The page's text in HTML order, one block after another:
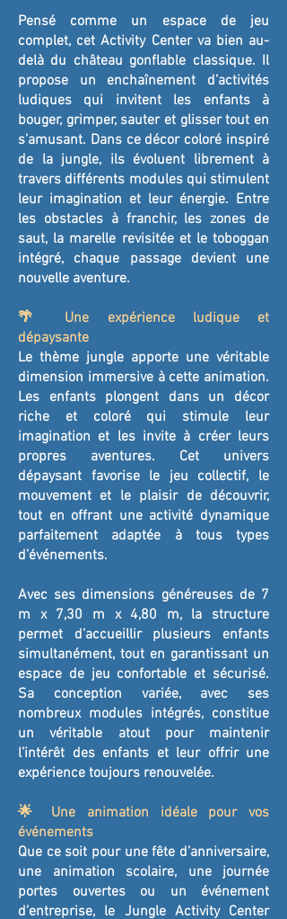
Pensé comme un espace de jeu
complet, cet Activity Center va bien au-
delà du château gonflable classique. Il
propose un enchaînement d’activités
ludiques qui invitent les enfants à
bouger, grimper, sauter et glisser tout en
s’amusant. Dans ce décor coloré inspiré
de la jungle, ils évoluent librement à
travers différents modules qui stimulent
leur imagination et leur énergie. Entre
les obstacles à franchir, les zones de
saut, la marelle revisitée et le toboggan
intégré, chaque passage devient une
nouvelle aventure.
🌴 Une expérience ludique et
dépaysante
Le thème jungle apporte une véritable
dimension immersive à cette animation.
Les enfants plongent dans un décor
riche et coloré qui stimule leur
imagination et les invite à créer leurs
propres aventures. Cet univers
dépaysant favorise le jeu collectif, le
mouvement et le plaisir de découvrir,
tout en offrant une activité dynamique
parfaitement adaptée à tous types
d’événements.
Avec ses dimensions généreuses de 7
m x 7,30 m x 4,80 m, la structure
permet d’accueillir plusieurs enfants
simultanément, tout en garantissant un
espace de jeu confortable et sécurisé.
Sa conception variée, avec ses
nombreux modules intégrés, constitue
un véritable atout pour maintenir
l’intérêt des enfants et leur offrir une
expérience toujours renouvelée.
🌟 Une animation idéale pour vos
événements
Que ce soit pour une fête d’anniversaire,
une animation scolaire, une journée
portes ouvertes ou un événement
d’entreprise, le Jungle Activity Center